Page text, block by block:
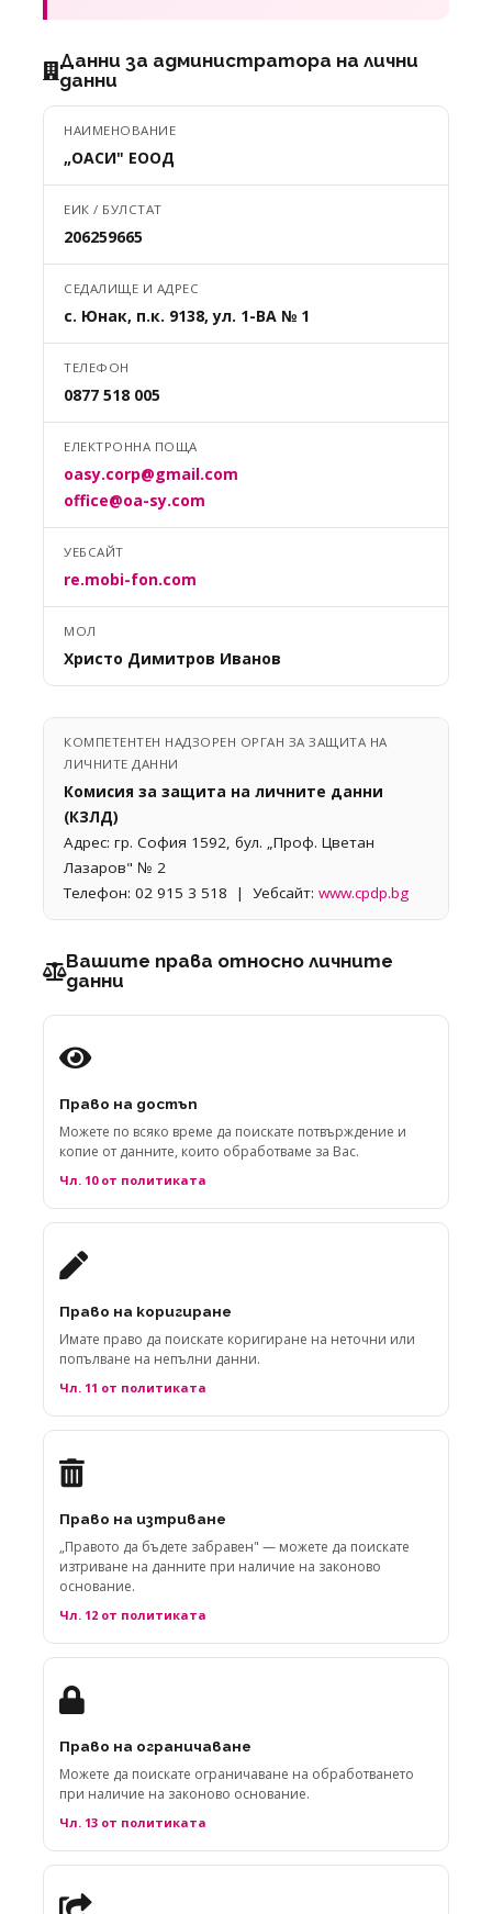
Данни за администратора на лични
данни
НАИМЕНОВАНИЕ
„ОАСИ" ЕООД
ЕИК / БУЛСТАТ
206259665
СЕДАЛИЩЕ И АДРЕС
с. Юнак, п.к. 9138, ул. 1-ВА № 1
ТЕЛЕФОН
0877 518 005
ЕЛЕКТРОННА ПОЩА
oasy.corp@gmail.com
office@oa-sy.com
УЕБСАЙТ
re.mobi-fon.com
МОЛ
Христо Димитров Иванов
КОМПЕТЕНТЕН НАДЗОРЕН ОРГАН ЗА ЗАЩИТА НА
ЛИЧНИТЕ ДАННИ
Комисия за защита на личните данни
(КЗЛД)
Адрес: гр. София 1592, бул. „Проф. Цветан
Лазаров" № 2
Телефон: 02 915 3 518 | Уебсайт: www.cpdp.bg
Вашите права относно личните
данни
Право на достъп
Можете по всяко време да поискате потвърждение и
копие от данните, които обработваме за Вас.
Чл. 10 от политиката
Право на коригиране
Имате право да поискате коригиране на неточни или
попълване на непълни данни.
Чл. 11 от политиката
Право на изтриване
„Правото да бъдете забравен" — можете да поискате
изтриване на данните при наличие на законово
основание.
Чл. 12 от политиката
Право на ограничаване
Можете да поискате ограничаване на обработването
при наличие на законово основание.
Чл. 13 от политиката